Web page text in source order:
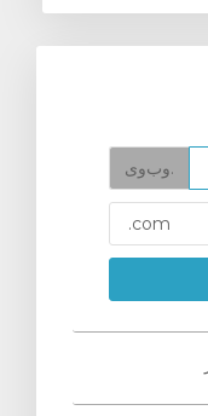
وب‌وی.